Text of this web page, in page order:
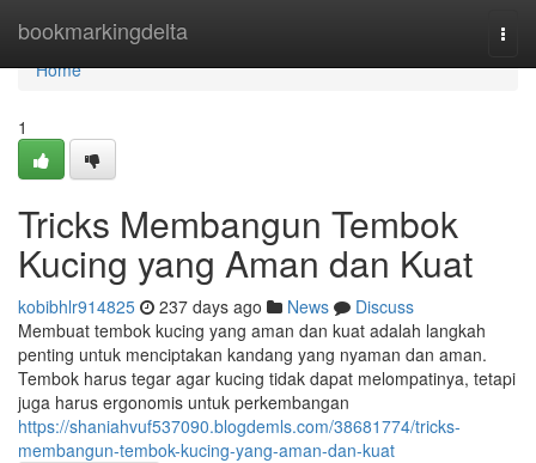
bookmarkingdelta
Home
Home
1
Tricks Membangun Tembok
Kucing yang Aman dan Kuat
kobibhlr914825 237 days ago News
Discuss
Membuat tembok kucing yang aman dan kuat adalah langkah
penting untuk menciptakan kandang yang nyaman dan aman.
Tembok harus tegar agar kucing tidak dapat melompatinya, tetapi
juga harus ergonomis untuk perkembangan
https://shaniahvuf537090.blogdemls.com/38681774/tricks-
membangun-tembok-kucing-yang-aman-dan-kuat